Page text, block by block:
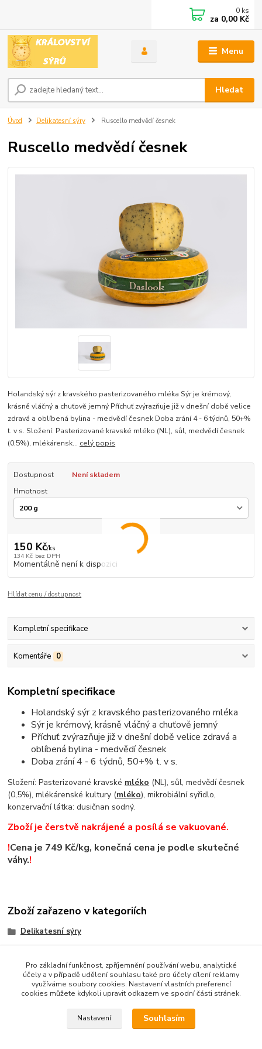
Menu
Hledat
0 ks
za 0,00 Kč
Úvod Delikatesní sýry Ruscello medvědí česnek
Ruscello medvědí česnek
Holandský sýr z kravského pasterizovaného mléka Sýr je krémový,
krásně vláčný a chuťově jemný Příchuť zvýrazňuje již v dnešní době velice
zdravá a oblíbená bylina - medvědí česnek Doba zrání 4 - 6 týdnů, 50+%
t. v s. Složení: Pasterizované kravské mléko (NL), sůl, medvědí česnek
(0,5%), mlékárensk... celý popis
Dostupnost
Není skladem
Hmotnost
150 Kč/ks
134 Kč bez DPH
Momentálně není k dispozici
Hlídat cenu / dostupnost
Kompletní specifikace
Komentáře 0
Kompletní specifikace
Holandský sýr z kravského pasterizovaného mléka
Sýr je krémový, krásně vláčný a chuťově jemný
Příchuť zvýrazňuje již v dnešní době velice zdravá a
oblíbená bylina - medvědí česnek
Doba zrání 4 - 6 týdnů, 50+% t. v s.
Složení: Pasterizované kravské mléko (NL), sůl, medvědí česnek
(0,5%), mlékárenské kultury (mléko), mikrobiální syřidlo,
konzervační látka: dusičnan sodný.
Zboží je čerstvě nakrájené a posílá se vakuované.
!Cena je 749 Kč/kg, konečná cena je podle skutečné
váhy.!
Zboží zařazeno v kategoriích
Delikatesní sýry
kupujícímu účtenku. Zároveň je povinen zaevidovat přijatou tržbu
u správce daně online; v případě technického výpadku pak
Pro základní funkčnost, zpříjemnění používání webu, analytické
účely a v případě udělení souhlasu také pro účely cílení reklamy
využíváme soubory cookies. Nastavení vlastních preferencí
cookies můžete kdykoli upravit odkazem ve spodní části stránek.
Nastavení Souhlasím